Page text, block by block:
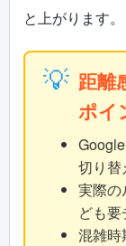
と上がります。
💡 距離
ポイ
切り替
実際の
ども要
混雑時